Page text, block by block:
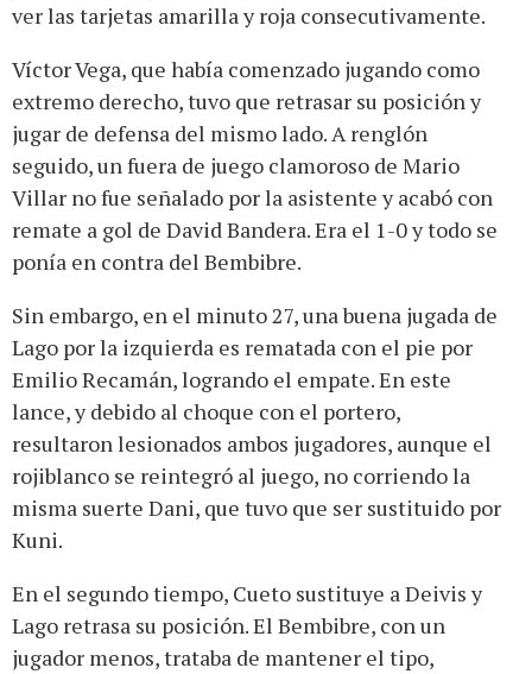
ver las tarjetas amarilla y roja consecutivamente.
Víctor Vega, que había comenzado jugando como
extremo derecho, tuvo que retrasar su posición y
jugar de defensa del mismo lado. A renglón
seguido, un fuera de juego clamoroso de Mario
Villar no fue señalado por la asistente y acabó con
remate a gol de David Bandera. Era el 1-0 y todo se
ponía en contra del Bembibre.
Sin embargo, en el minuto 27, una buena jugada de
Lago por la izquierda es rematada con el pie por
Emilio Recamán, logrando el empate. En este
lance, y debido al choque con el portero,
resultaron lesionados ambos jugadores, aunque el
rojiblanco se reintegró al juego, no corriendo la
misma suerte Dani, que tuvo que ser sustituido por
Kuni.
En el segundo tiempo, Cueto sustituye a Deivis y
Lago retrasa su posición. El Bembibre, con un
jugador menos, trataba de mantener el tipo,